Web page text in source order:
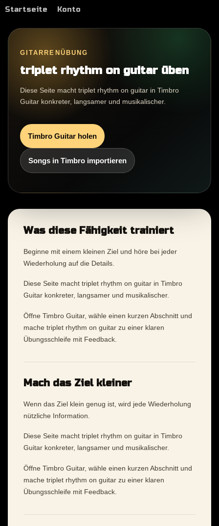
Startseite Konto
GITARRENÜBUNG
triplet rhythm on guitar üben
Diese Seite macht triplet rhythm on guitar in Timbro
Guitar konkreter, langsamer und musikalischer.
Timbro Guitar holen
Songs in Timbro importieren
Was diese Fähigkeit trainiert
Beginne mit einem kleinen Ziel und höre bei jeder
Wiederholung auf die Details.
Diese Seite macht triplet rhythm on guitar in Timbro
Guitar konkreter, langsamer und musikalischer.
Öffne Timbro Guitar, wähle einen kurzen Abschnitt und
mache triplet rhythm on guitar zu einer klaren
Übungsschleife mit Feedback.
Mach das Ziel kleiner
Wenn das Ziel klein genug ist, wird jede Wiederholung
nützliche Information.
Diese Seite macht triplet rhythm on guitar in Timbro
Guitar konkreter, langsamer und musikalischer.
Öffne Timbro Guitar, wähle einen kurzen Abschnitt und
mache triplet rhythm on guitar zu einer klaren
Übungsschleife mit Feedback.